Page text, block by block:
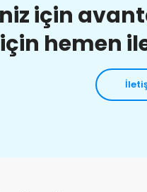
için
için hemen